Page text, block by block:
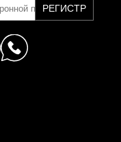
РЕГИСТР